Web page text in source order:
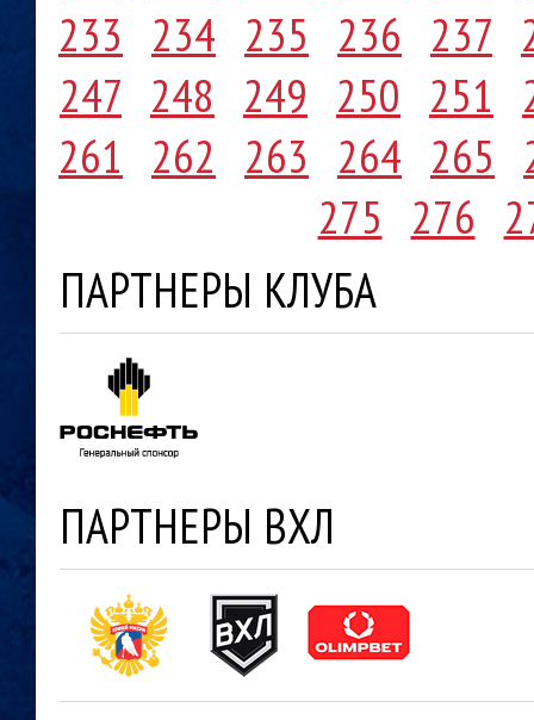
233 234 235 236 237
247 248 249 250 251
261 262 263 264 265
275 276
ПАРТНЕРЫ КЛУБА
ПАРТНЕРЫ ВХЛ